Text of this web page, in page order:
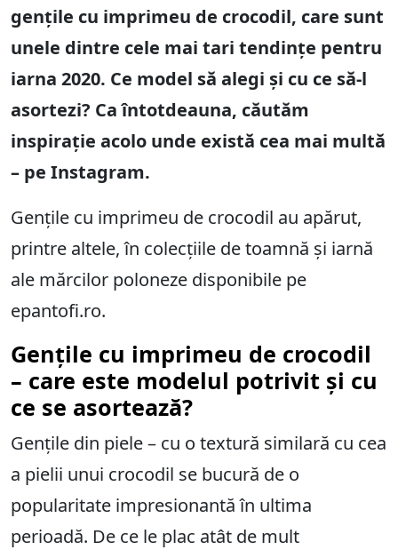
gențile cu imprimeu de crocodil, care sunt
unele dintre cele mai tari tendințe pentru
iarna 2020. Ce model să alegi și cu ce să-l
asortezi? Ca întotdeauna, căutăm
inspirație acolo unde există cea mai multă
– pe Instagram.
Gențile cu imprimeu de crocodil au apărut,
printre altele, în colecțiile de toamnă și iarnă
ale mărcilor poloneze disponibile pe
epantofi.ro.
Gențile cu imprimeu de crocodil
– care este modelul potrivit și cu
ce se asortează?
Gențile din piele – cu o textură similară cu cea
a pielii unui crocodil se bucură de o
popularitate impresionantă în ultima
perioadă. De ce le plac atât de mult